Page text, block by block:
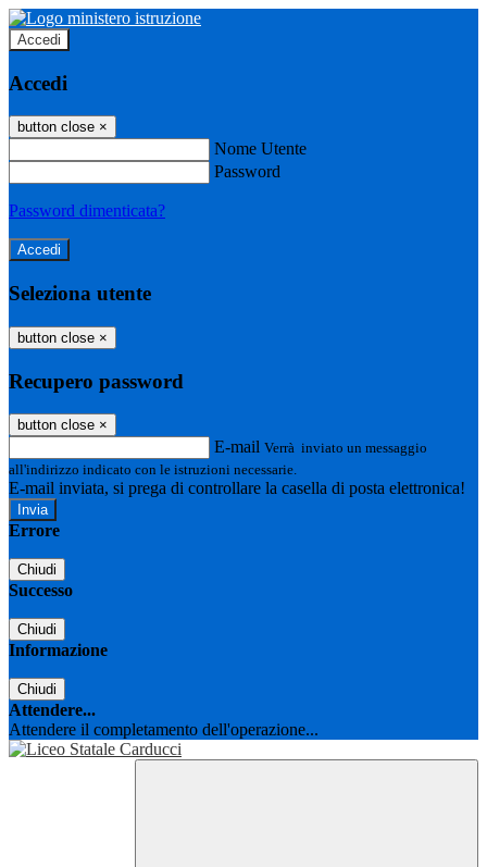
Accedi
Accedi
button close ×
Nome Utente
Password
Password dimenticata?
Seleziona utente
button close ×
Recupero password
button close ×
E-mail Verrà inviato un messaggio
all'indirizzo indicato con le istruzioni necessarie.
E-mail inviata, si prega di controllare la casella di posta elettronica!
Errore
Chiudi
Successo
Chiudi
Informazione
Chiudi
Attendere...
Attendere il completamento dell'operazione...